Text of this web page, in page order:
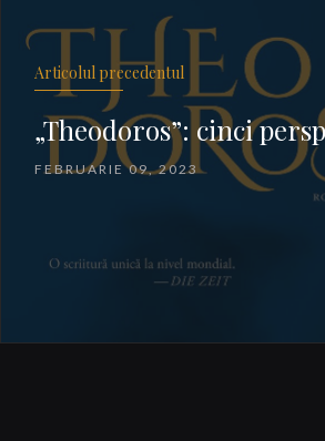
Articolul precedentul
„Theodoros”: cinci
FEBRUARIE 09, 2023